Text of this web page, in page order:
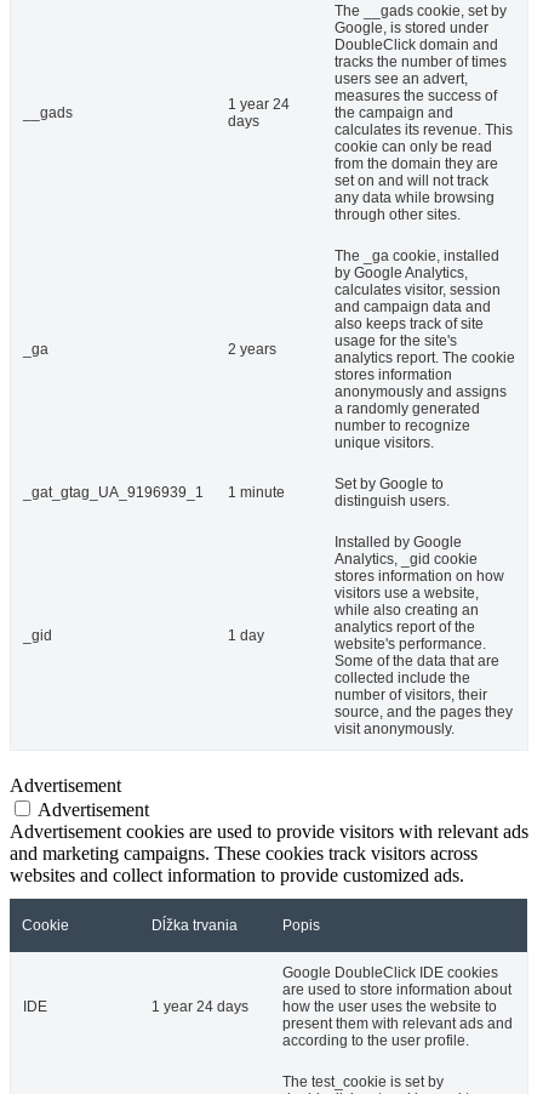
__gads
1 year 24
days
The __gads cookie, set by
Google, is stored under
DoubleClick domain and
tracks the number of times
users see an advert,
measures the success of
the campaign and
calculates its revenue. This
cookie can only be read
from the domain they are
set on and will not track
any data while browsing
through other sites.
_ga 2 years
The _ga cookie, installed
by Google Analytics,
calculates visitor, session
and campaign data and
also keeps track of site
usage for the site's
analytics report. The cookie
stores information
anonymously and assigns
a randomly generated
number to recognize
unique visitors.
_gat_gtag_UA_9196939_1 1 minute
Set by Google to
distinguish users.
_gid 1 day
Installed by Google
Analytics, _gid cookie
stores information on how
visitors use a website,
while also creating an
analytics report of the
website's performance.
Some of the data that are
collected include the
number of visitors, their
source, and the pages they
visit anonymously.
Advertisement
Advertisement
Advertisement cookies are used to provide visitors with relevant ads
and marketing campaigns. These cookies track visitors across
websites and collect information to provide customized ads.
Cookie Dĺžka trvania Popis
IDE 1 year 24 days
Google DoubleClick IDE cookies
are used to store information about
how the user uses the website to
present them with relevant ads and
according to the user profile.
The test_cookie is set by